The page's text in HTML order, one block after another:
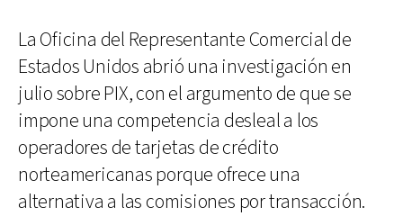
La Oficina del Representante Comercial de
Estados Unidos abrió una investigación en
julio sobre PIX, con el argumento de que se
impone una competencia desleal a los
operadores de tarjetas de crédito
norteamericanas porque ofrece una
alternativa a las comisiones por transacción.